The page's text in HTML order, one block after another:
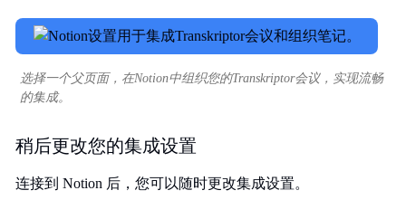
选择一个父页面，在Notion中组织您的Transkriptor会议，实现流畅
的集成。
稍后更改您的集成设置
连接到 Notion 后，您可以随时更改集成设置。